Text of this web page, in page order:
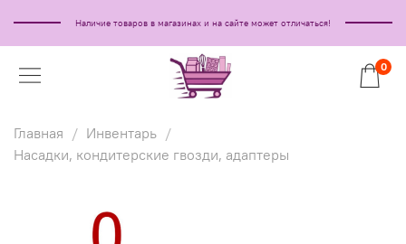
Наличие товаров в магазинах и на сайте может отличаться!
0
Главная
Инвентарь
Насадки, кондитерские гвозди, адаптеры